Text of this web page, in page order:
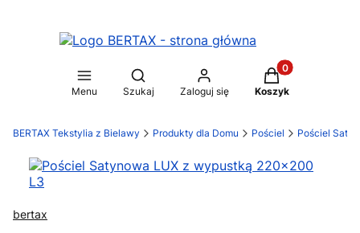
Menu
Otwórz wyszukiwarkę
Szukaj Zaloguj się
Produkty w
Koszyk
BERTAX Tekstylia z Bielawy Produkty dla Domu Pościel Pościel
bertax